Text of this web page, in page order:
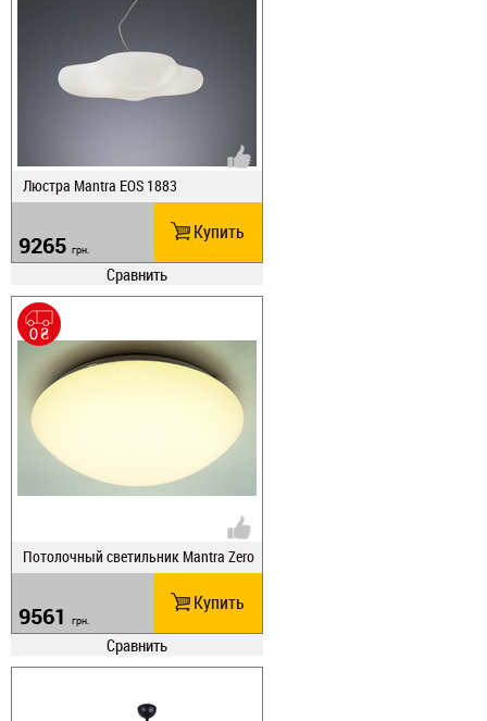
Люстра Mantra EOS 1883
9265 грн.
Купить
Сравнить
Потолочный светильник Mantra Zero
3677 LED
9561 грн.
Купить
Сравнить